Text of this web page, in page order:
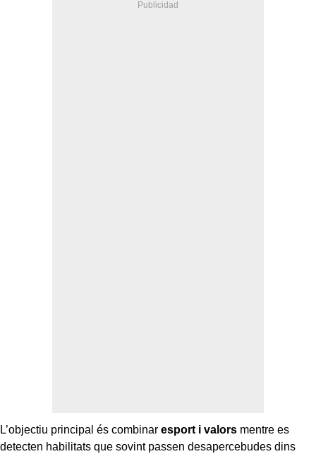
L’objectiu principal és combinar esport i valors mentre es
detecten habilitats que sovint passen desapercebudes dins